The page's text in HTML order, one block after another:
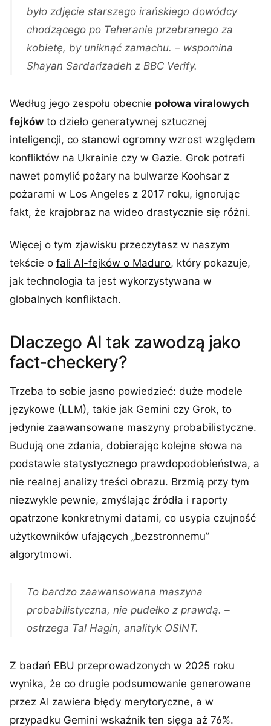
było zdjęcie starszego irańskiego dowódcy
chodzącego po Teheranie przebranego za
kobietę, by uniknąć zamachu. – wspomina
Shayan Sardarizadeh z BBC Verify.
Według jego zespołu obecnie połowa viralowych
fejków to dzieło generatywnej sztucznej
inteligencji, co stanowi ogromny wzrost względem
konfliktów na Ukrainie czy w Gazie. Grok potrafi
nawet pomylić pożary na bulwarze Koohsar z
pożarami w Los Angeles z 2017 roku, ignorując
fakt, że krajobraz na wideo drastycznie się różni.
Więcej o tym zjawisku przeczytasz w naszym
tekście o fali AI-fejków o Maduro, który pokazuje,
jak technologia ta jest wykorzystywana w
globalnych konfliktach.
Dlaczego AI tak zawodzą jako
fact-checkery?
Trzeba to sobie jasno powiedzieć: duże modele
językowe (LLM), takie jak Gemini czy Grok, to
jedynie zaawansowane maszyny probabilistyczne.
Budują one zdania, dobierając kolejne słowa na
podstawie statystycznego prawdopodobieństwa, a
nie realnej analizy treści obrazu. Brzmią przy tym
niezwykle pewnie, zmyślając źródła i raporty
opatrzone konkretnymi datami, co usypia czujność
użytkowników ufających „bezstronnemu”
algorytmowi.
To bardzo zaawansowana maszyna
probabilistyczna, nie pudełko z prawdą. –
ostrzega Tal Hagin, analityk OSINT.
Z badań EBU przeprowadzonych w 2025 roku
wynika, że co drugie podsumowanie generowane
przez AI zawiera błędy merytoryczne, a w
przypadku Gemini wskaźnik ten sięga aż 76%.